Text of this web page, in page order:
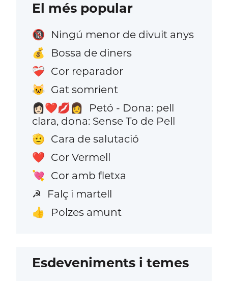
El més popular
🔞 Ningú menor de divuit anys
💰 Bossa de diners
❤️‍🩹 Cor reparador
😺 Gat somrient
👩🏻‍❤️‍💋‍👩
Petó - Dona: pell
clara, dona: Sense To de Pell
🫡 Cara de salutació
❤️ Cor Vermell
💘 Cor amb fletxa
☭ Falç i martell
👍 Polzes amunt
Esdeveniments i temes